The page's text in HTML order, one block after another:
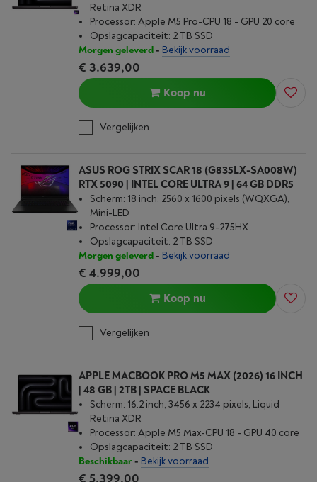
Retina XDR
Processor: Apple M5 Pro-CPU 18 - GPU 20 core
Opslagcapaciteit: 2 TB SSD
Morgen geleverd- Bekijk voorraad
€ 3.639,00
Koop nu
Vergelijken
ASUS ROG STRIX SCAR 18 (G835LX-SA008W)
RTX 5090 | INTEL CORE ULTRA 9 | 64 GB DDR5
Scherm: 18 inch, 2560 x 1600 pixels (WQXGA),
Mini-LED
Processor: Intel Core Ultra 9-275HX
Opslagcapaciteit: 2 TB SSD
Morgen geleverd- Bekijk voorraad
€ 4.999,00
Koop nu
Vergelijken
APPLE MACBOOK PRO M5 MAX (2026) 16 INCH
| 48 GB | 2TB | SPACE BLACK
Scherm: 16.2 inch, 3456 x 2234 pixels, Liquid
Retina XDR
Processor: Apple M5 Max-CPU 18 - GPU 40 core
Opslagcapaciteit: 2 TB SSD
Beschikbaar- Bekijk voorraad